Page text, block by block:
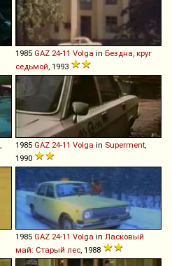
1985 GAZ 24-11 Volga in Бездна, круг
седьмой , 1993
1985 GAZ 24-11 Volga in Superment
1990
1985 GAZ 24-11 Volga in Ласковый
май: Старый лес , 1988